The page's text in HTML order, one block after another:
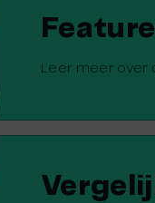
Leer meer over